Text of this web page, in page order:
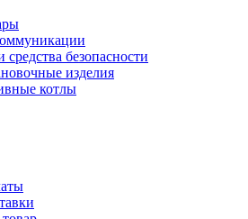
средства безопасности
изделия
котлы